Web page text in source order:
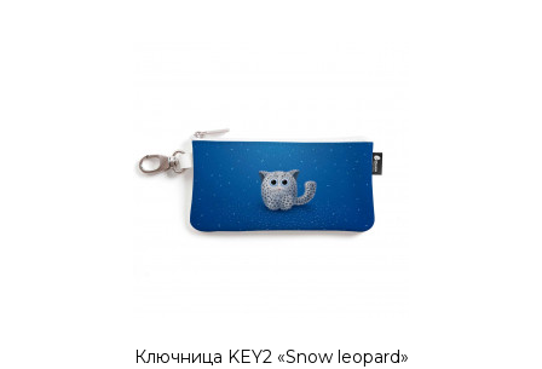
Ключница KEY2 «Snow leopard»